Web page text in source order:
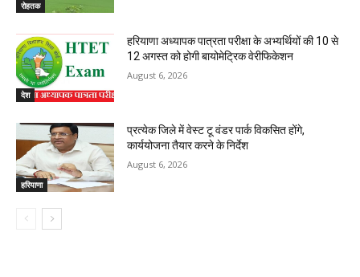
रोहतक
देश
हरियाणा अध्यापक पात्रता परीक्षा के अभ्यर्थियों की 10 से
12 अगस्त को होगी बायोमेट्रिक वेरीफिकेशन
August 6, 2026
हरियाणा
प्रत्येक जिले में वेस्ट टू वंडर पार्क विकसित होंगे,
कार्ययोजना तैयार करने के निर्देश
August 6, 2026